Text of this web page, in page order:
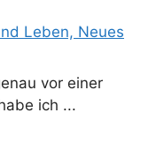
Leben, Neues
vor einer
ich ...